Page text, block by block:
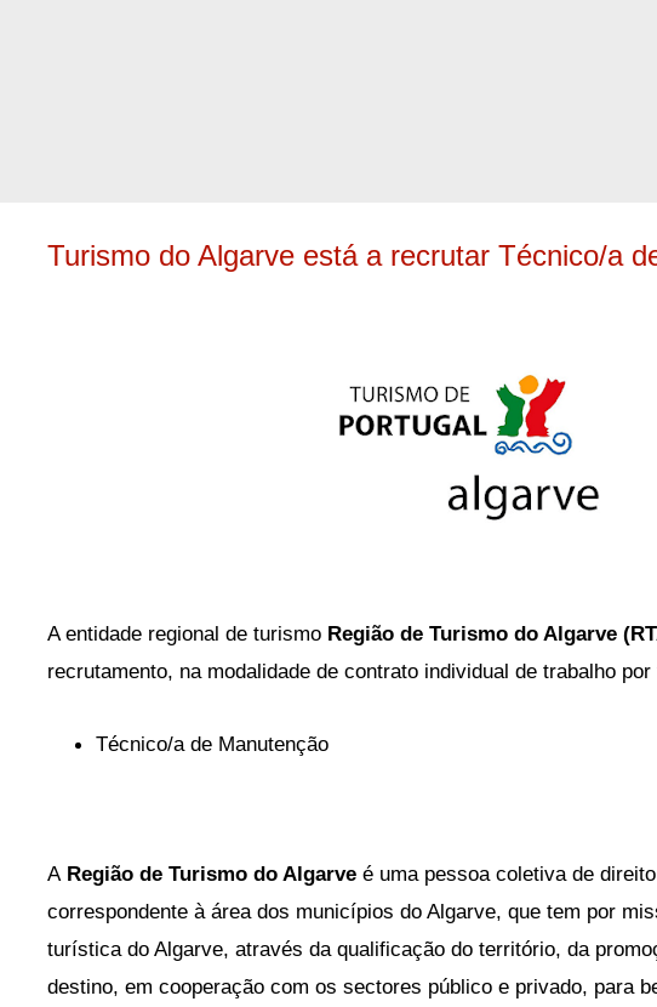
Turismo do Algarve está a recrutar Técnico/a
A entidade regional de turismo Região de Turismo do Algarve
recrutamento, na modalidade de contrato individual de trabalho
Técnico/a de Manutenção
A Região de Turismo do Algarve é uma pessoa coletiva de
correspondente à área dos municípios do Algarve, que tem por
turística do Algarve, através da qualificação do território, da
destino, em cooperação com os sectores público e privado, para